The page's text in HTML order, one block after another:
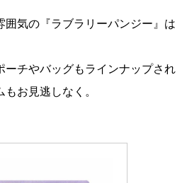
囲気の『ラブラリーパンジー』は
ーチやバッグもラインナップされ
お見逃しなく。